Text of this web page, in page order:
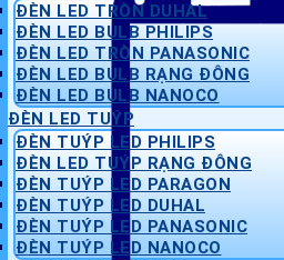
ĐÈN LED TRÒN DUHAL
ĐÈN LED BULB PHILIPS
ĐÈN LED TRÒN PANASONIC
ĐÈN LED BULB RẠNG ĐÔNG
ĐÈN LED BULB NANOCO
ĐÈN LED TUÝP
ĐÈN TUÝP LED PHILIPS
ĐÈN LED TUÝP RẠNG ĐÔNG
ĐÈN TUÝP LED PARAGON
ĐÈN TUÝP LED DUHAL
ĐÈN TUÝP LED PANASONIC
ĐÈN TUÝP LED NANOCO